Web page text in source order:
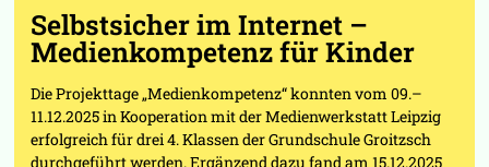
Selbstsicher im Internet –
Medienkompetenz für Kinder
Die Projekttage „Medienkompetenz“ konnten vom 09.–
11.12.2025 in Kooperation mit der Medienwerkstatt Leipzig
erfolgreich für drei 4. Klassen der Grundschule Groitzsch
durchgeführt werden. Ergänzend dazu fand am 15.12.2025